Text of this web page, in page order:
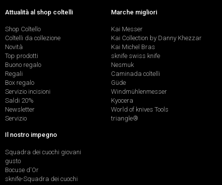
Attualità al shop coltelli
Shop Coltello
Coltelli da collezione
Novità
Top prodotti
Buono regalo
Regali
Box regalo
Servizio incisioni
Saldi 20%
Newsletter
Servizio
Marche migliori
Kai Messer
Kai Collection by Danny Khezzar
Kai Michel Bras
sknife swiss knife
Nesmuk
Caminada coltelli
Güde
Windmühlenmesser
Kyocera
World of knives Tools
triangle®
Il nostro impegno
Squadra dei cuochi giovani
gusto
Bocuse d'Or
sknife-Squadra dei cuochi